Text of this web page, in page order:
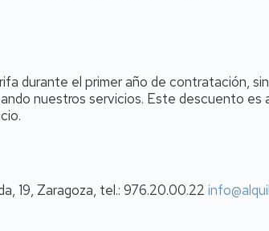
durante el primer año de contratación,
nuestros servicios. Este descuento es
19, Zaragoza, tel.: 976.20.00.22